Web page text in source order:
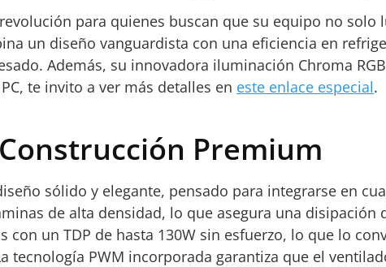
para quienes buscan que su equipo no
un diseño vanguardista con una eficiencia en
Además, su innovadora iluminación Chroma
te invito a ver más detalles en este enlace especial.
Premium
sólido y elegante, pensado para integrarse en
de alta densidad, lo que asegura una disipación
con un TDP de hasta 130W sin esfuerzo, lo que lo
PWM incorporada garantiza que el